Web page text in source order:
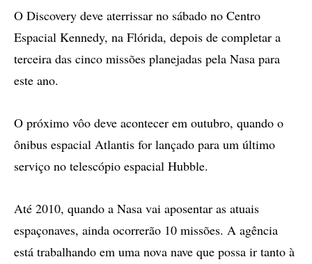
O Discovery deve aterrissar no sábado no Centro
Espacial Kennedy, na Flórida, depois de completar a
terceira das cinco missões planejadas pela Nasa para
este ano.
O próximo vôo deve acontecer em outubro, quando o
ônibus espacial Atlantis for lançado para um último
serviço no telescópio espacial Hubble.
Até 2010, quando a Nasa vai aposentar as atuais
espaçonaves, ainda ocorrerão 10 missões. A agência
está trabalhando em uma nova nave que possa ir tanto à